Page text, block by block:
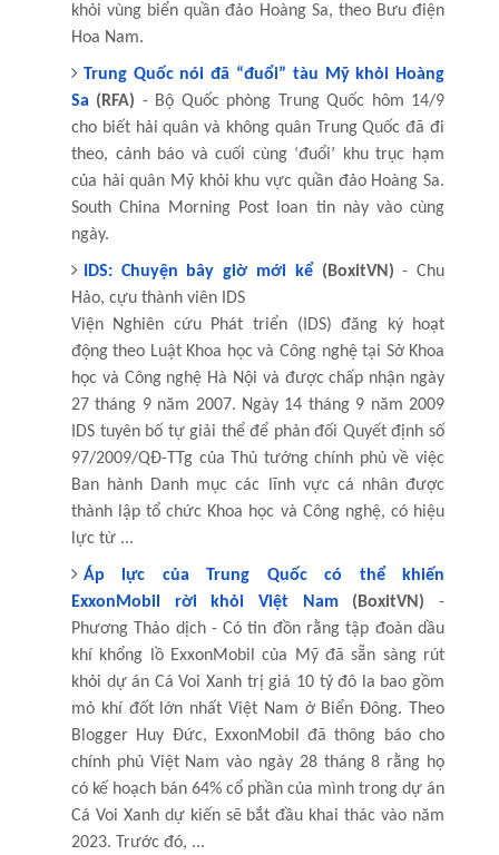
khỏi vùng biển quần đảo Hoàng Sa, theo Bưu điện
Hoa Nam.
Trung Quốc nói đã “đuổi” tàu Mỹ khỏi Hoàng
Sa (RFA) - Bộ Quốc phòng Trung Quốc hôm 14/9
cho biết hải quân và không quân Trung Quốc đã đi
theo, cảnh báo và cuối cùng ‘đuổi’ khu trục hạm
của hải quân Mỹ khỏi khu vực quần đảo Hoàng Sa.
South China Morning Post loan tin này vào cùng
ngày.
IDS: Chuyện bây giờ mới kể(BoxitVN) - Chu
Hảo, cựu thành viên IDS
Viện Nghiên cứu Phát triển (IDS) đăng ký hoạt
động theo Luật Khoa học và Công nghệ tại Sở Khoa
học và Công nghệ Hà Nội và được chấp nhận ngày
27 tháng 9 năm 2007. Ngày 14 tháng 9 năm 2009
IDS tuyên bố tự giải thể để phản đối Quyết định số
97/2009/QĐ-TTg của Thủ tướng chính phủ về việc
Ban hành Danh mục các lĩnh vực cá nhân được
thành lập tổ chức Khoa học và Công nghệ, có hiệu
lực từ ...
Áp lực của Trung Quốc có thể khiến
ExxonMobil rời khỏi Việt Nam(BoxitVN) -
Phương Thảo dịch - Có tin đồn rằng tập đoàn dầu
khí khổng lồ ExxonMobil của Mỹ đã sẵn sàng rút
khỏi dự án Cá Voi Xanh trị giá 10 tỷ đô la bao gồm
mỏ khí đốt lớn nhất Việt Nam ở Biển Đông. Theo
Blogger Huy Đức, ExxonMobil đã thông báo cho
chính phủ Việt Nam vào ngày 28 tháng 8 rằng họ
có kế hoạch bán 64% cổ phần của mình trong dự án
Cá Voi Xanh dự kiến sẽ bắt đầu khai thác vào năm
2023. Trước đó, ...